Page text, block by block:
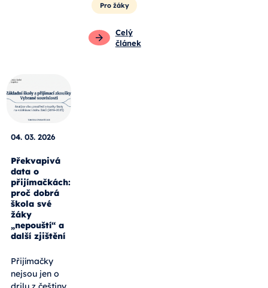
Pro žáky
Celý
článek
04. 03. 2026
Překvapivá
data o
přijímačkách:
proč dobrá
škola své
žáky
„nepouští“ a
další zjištění
Přijímačky
nejsou jen o